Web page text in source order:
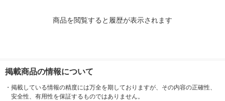
商品を閲覧すると履歴が表示されます
掲載商品の情報について
・ 掲載している情報の精度には万全を期しておりますが、その内容の正確性、
安全性、有用性を保証するものではありません。